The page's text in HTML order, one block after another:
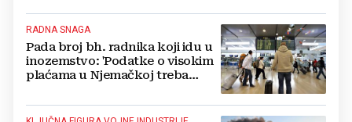
RADNA SNAGA
Pada broj bh. radnika koji idu u
inozemstvo: 'Podatke o visokim
plaćama u Njemačkoj treba